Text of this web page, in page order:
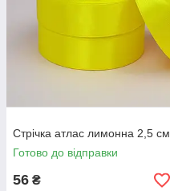
Стрічка атлас лимонна 2,5 см
Готово до відправки
56 ₴